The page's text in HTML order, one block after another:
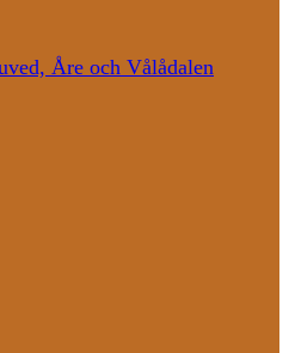
Åre och Vålådalen